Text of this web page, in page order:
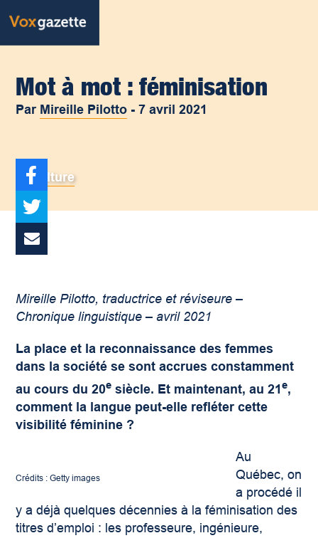
Mot à mot : féminisation
Par Mireille Pilotto -7 avril 2021
Culture
Mireille Pilotto, traductrice et réviseure –
Chronique linguistique – avril 2021
La place et la reconnaissance des femmes
dans la société se sont accrues constamment
au cours du 20e siècle. Et maintenant, au 21e,
comment la langue peut-elle refléter cette
visibilité féminine ?
Crédits : Getty images
Au
Québec, on
a procédé il
y a déjà quelques décennies à la féminisation des
titres d’emploi : les professeure, ingénieure,